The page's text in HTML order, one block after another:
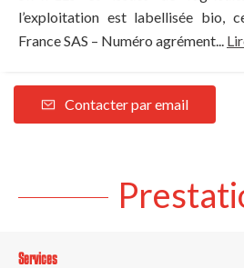
l’exploitation est labellisée bio,
France SAS – Numéro agrément...
Contacter par email
Services